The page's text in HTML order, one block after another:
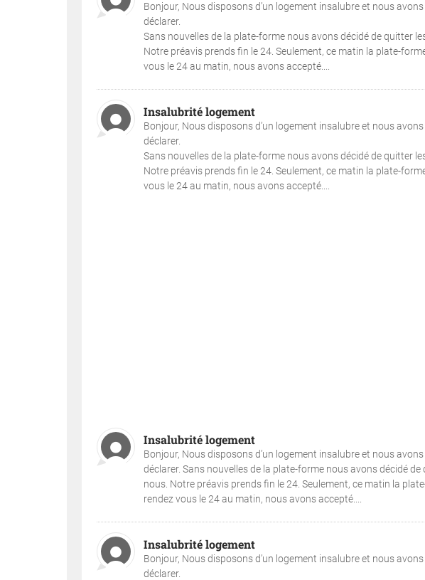
Bonjour, Nous disposons d’un logement insalubre et nous
déclarer.
Sans nouvelles de la plate-forme nous avons décidé de quitter
Notre préavis prends fin le 24. Seulement, ce matin la plate-
vous le 24 au matin, nous avons accepté....
Insalubrité logement
Bonjour, Nous disposons d’un logement insalubre et nous
déclarer.
Sans nouvelles de la plate-forme nous avons décidé de quitter
Notre préavis prends fin le 24. Seulement, ce matin la plate-
vous le 24 au matin, nous avons accepté....
Insalubrité logement
Bonjour, Nous disposons d’un logement insalubre et nous
déclarer. Sans nouvelles de la plate-forme nous avons décidé
nous. Notre préavis prends fin le 24. Seulement, ce matin la
rendez vous le 24 au matin, nous avons accepté....
Insalubrité logement
Bonjour, Nous disposons d’un logement insalubre et nous
déclarer.